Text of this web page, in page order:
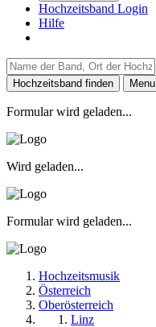
Hochzeitsband Login
Hilfe
Hochzeitsband finden
Menu
Formular wird geladen...
Wird geladen...
Formular wird geladen...
Hochzeitsmusik
Österreich
Oberösterreich
Linz